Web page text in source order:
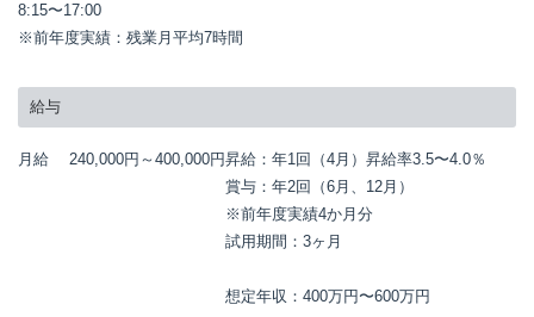
8:15〜17:00
※前年度実績：残業月平均7時間
給与
月給 240,000円～ 400,000円昇給：年1回（4月）昇給率3.5〜4.0％
賞与：年2回（6月、12月）
※前年度実績4か月分
試用期間：3ヶ月
想定年収：400万円〜600万円